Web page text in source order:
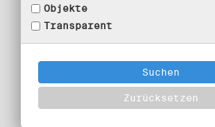
Objekte
Transparent